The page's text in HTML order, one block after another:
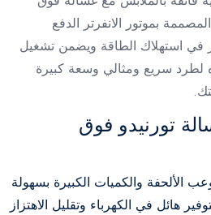
تورنيدو 15 كيلو، المصممة بموتور الانفرتر الدفع
في استهلاك الطاقة ويضمن تشغيل
لطرد سريع ومثالي وسعة كبيرة
تورنيدو فوق
هائل في الكهرباء وتقليل الاهتزاز